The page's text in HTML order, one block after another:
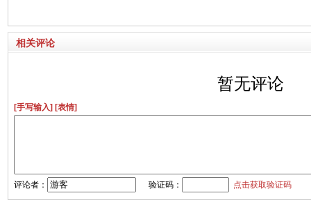
相关评论
暂无评论
[手写输入] [表情]
评论者： 验证码： 点击获取验证码